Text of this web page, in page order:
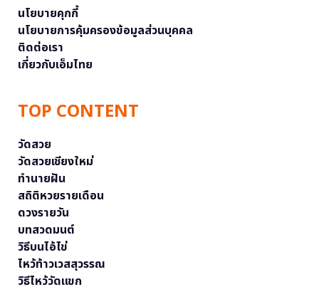
นโยบายคุกกี้
นโยบายการคุ้มครองข้อมูลส่วนบุคคล
ติดต่อเรา
เกี่ยวกับเอ็มไทย
TOP CONTENT
วัดสวย
วัดสวยเชียงใหม่
ทำนายฝัน
สถิติหวยรายเดือน
ดวงรายวัน
บทสวดมนต์
วิธีบนไอ้ไข่
ไหว้ท้าวเวสสุวรรณ
วิธีไหว้วัดแขก